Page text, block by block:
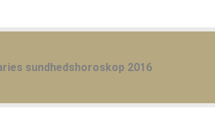
sundhedshoroskop 2016